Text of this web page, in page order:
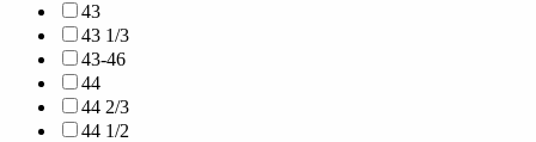
43
43 1/3
43-46
44
44 2/3
44 1/2